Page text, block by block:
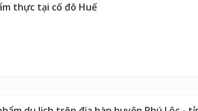
thực tại cố đô Huế